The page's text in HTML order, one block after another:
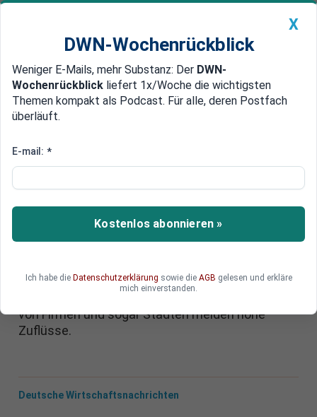
Newsticker MEIN DWN: Geldanlage Premium
Edelmetalle DWN-Magazin China
Risikozone Europa
Brexit treibt Kapital in die USA:
Investoren ziehen aus Europa ab
Investoren beginnen damit, in großem Umfang
gemessenen Abflüsse. Die USA profitieren
von Firmen und sogar Städten melden hohe
Zuflüsse.
Deutsche Wirtschaftsnachrichten
X
DWN-Wochenrückblick
Weniger E-Mails, mehr Substanz: Der DWN-
Wochenrückblick liefert 1x/Woche die wichtigsten
Themen kompakt als Podcast. Für alle, deren Postfach
überläuft.
E-mail: *
Kostenlos abonnieren »
Ich habe die Datenschutzerklärung sowie die AGB gelesen und erkläre
mich einverstanden.